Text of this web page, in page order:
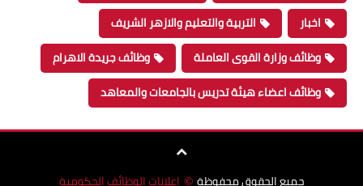
اخبار
التربية والتعليم والازهر الشريف
وظائف وزارة القوى العاملة
وظائف جريدة الاهرام
وظائف اعضاء هيئة تدريس بالجامعات والمعاهد
جميع الحقوق محفوظة © اعلانات الوظائف الحكومية